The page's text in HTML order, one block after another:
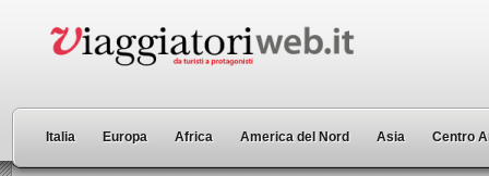
Italia Europa Africa America del Nord Asia Centro